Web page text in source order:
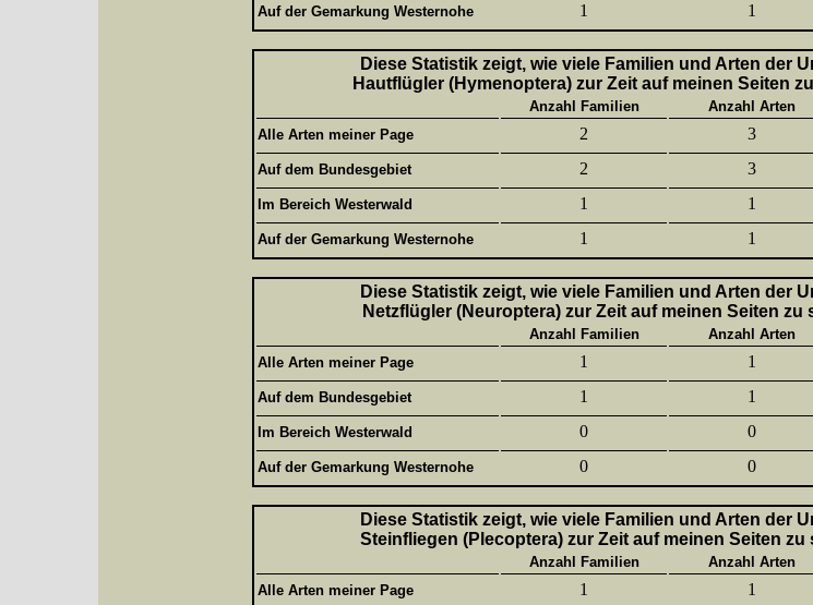
Auf der Gemarkung Westernohe 1 1
Diese Statistik zeigt, wie viele Familien und Arten der
Hautflügler (Hymenoptera) zur Zeit auf meinen Seiten
Anzahl Familien Anzahl Arten
Alle Arten meiner Page
2 3
Auf dem Bundesgebiet 2 3
Im Bereich Westerwald 1 1
Auf der Gemarkung Westernohe 1 1
Diese Statistik zeigt, wie viele Familien und Arten der
Netzflügler (Neuroptera) zur Zeit auf meinen Seiten zu
Anzahl Familien Anzahl Arten
Alle Arten meiner Page
1 1
Auf dem Bundesgebiet 1 1
Im Bereich Westerwald 0 0
Auf der Gemarkung Westernohe 0 0
Diese Statistik zeigt, wie viele Familien und Arten der
Steinfliegen (Plecoptera) zur Zeit auf meinen Seiten zu
Anzahl Familien Anzahl Arten
Alle Arten meiner Page
1 1